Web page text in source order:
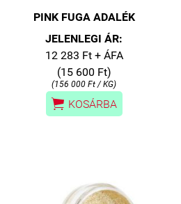
PINK FUGA ADALÉK
JELENLEGI ÁR:
12 283 Ft + ÁFA
(15 600 Ft)
(156 000 Ft / KG)
 KOSÁRBA